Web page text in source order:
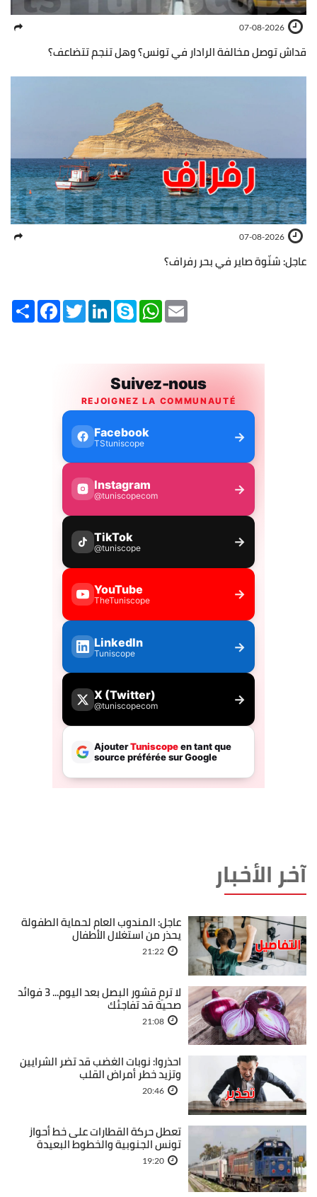
07-08-2026
قداش توصل مخالفة الرادار في تونس؟ وهل تنجم تتضاعف؟
07-08-2026
عاجل: شنّوة صاير في بحر رفراف؟
Share FacebookTwitterLinkedInSkype WhatsApp
آخر الأخبار
عاجل: المندوب العام لحماية الطفولة
يحذر من استغلال الأطفال
21:22
لا ترمِ قشور البصل بعد اليوم... 3 فوائد
صحية قد تفاجئك
21:08
احذروا: نوبات الغضب قد تضر الشرايين
وتزيد خطر أمراض القلب
20:46
تعطل حركة القطارات على خط أحواز
تونس الجنوبية والخطوط البعيدة
19:20